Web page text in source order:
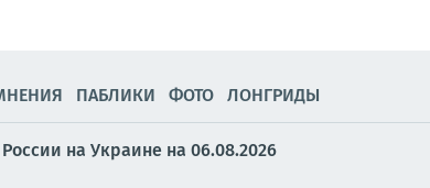
ПАБЛИКИ ФОТО ЛОНГРИДЫ
на Украине на 06.08.2026